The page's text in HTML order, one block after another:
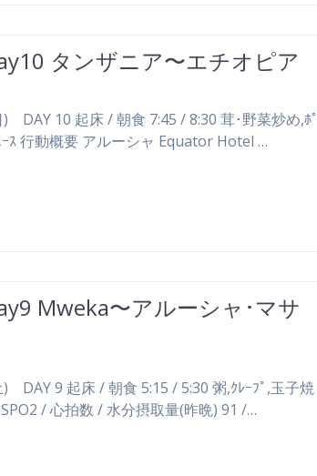
タンザニア〜エチオピア
DAY 10 起床 / 朝食 7:45 / 8:30 茸･野菜炒め,ﾎﾟ
ｰｽ 行動概要 アルーシャ Equator Hotel …
Mweka〜アルーシャ･マサ
DAY 9 起床 / 朝食 5:15 / 5:30 粥,ｸﾚｰﾌﾟ,玉子焼
SPO2 / 心拍数 / 水分摂取量(昨晩) 91 /…